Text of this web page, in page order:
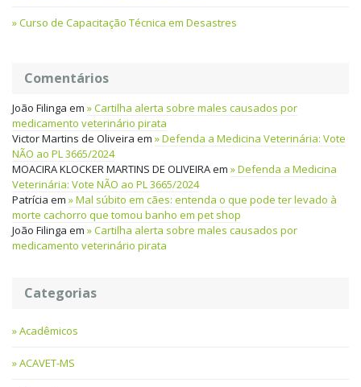
Curso de Capacitação Técnica em Desastres
Comentários
João Filinga em
Cartilha alerta sobre males causados por
medicamento veterinário pirata
Victor Martins de Oliveira em
Defenda a Medicina Veterinária: Vote
NÃO ao PL 3665/2024
MOACIRA KLOCKER MARTINS DE OLIVEIRAem
Defenda a Medicina
Veterinária: Vote NÃO ao PL 3665/2024
Patrícia em
Mal súbito em cães: entenda o que pode ter levado à
morte cachorro que tomou banho em pet shop
João Filinga em
Cartilha alerta sobre males causados por
medicamento veterinário pirata
Categorias
Acadêmicos
ACAVET-MS